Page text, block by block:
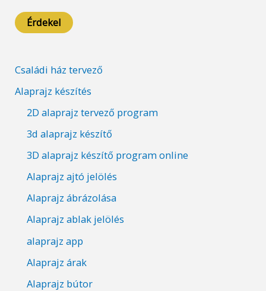
Érdekel
Családi ház tervező
Alaprajz készítés
2D alaprajz tervező program
3d alaprajz készítő
3D alaprajz készítő program online
Alaprajz ajtó jelölés
Alaprajz ábrázolása
Alaprajz ablak jelölés
alaprajz app
Alaprajz árak
Alaprajz bútor